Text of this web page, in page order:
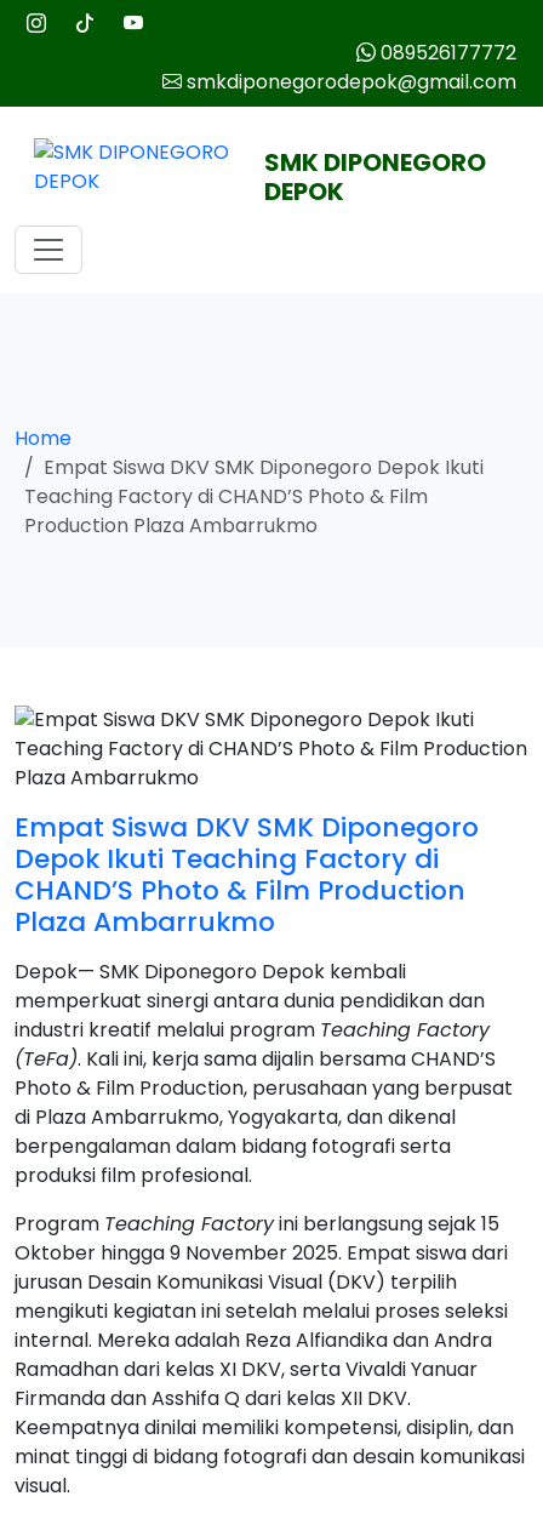
089526177772
smkdiponegorodepok@gmail.com
SMK DIPONEGORO
DEPOK
Home
Empat Siswa DKV SMK Diponegoro Depok Ikuti
Teaching Factory di CHAND’S Photo & Film
Production Plaza Ambarrukmo
Empat Siswa DKV SMK Diponegoro
Depok Ikuti Teaching Factory di
CHAND’S Photo & Film Production
Plaza Ambarrukmo
Depok— SMK Diponegoro Depok kembali
memperkuat sinergi antara dunia pendidikan dan
industri kreatif melalui program Teaching Factory
(TeFa). Kali ini, kerja sama dijalin bersama CHAND’S
Photo & Film Production, perusahaan yang berpusat
di Plaza Ambarrukmo, Yogyakarta, dan dikenal
berpengalaman dalam bidang fotografi serta
produksi film profesional.
Program Teaching Factoryini berlangsung sejak 15
Oktober hingga 9 November 2025. Empat siswa dari
jurusan Desain Komunikasi Visual (DKV) terpilih
mengikuti kegiatan ini setelah melalui proses seleksi
internal. Mereka adalah Reza Alfiandika dan Andra
Ramadhan dari kelas XI DKV, serta Vivaldi Yanuar
Firmanda dan Asshifa Q dari kelas XII DKV.
Keempatnya dinilai memiliki kompetensi, disiplin, dan
minat tinggi di bidang fotografi dan desain komunikasi
visual.